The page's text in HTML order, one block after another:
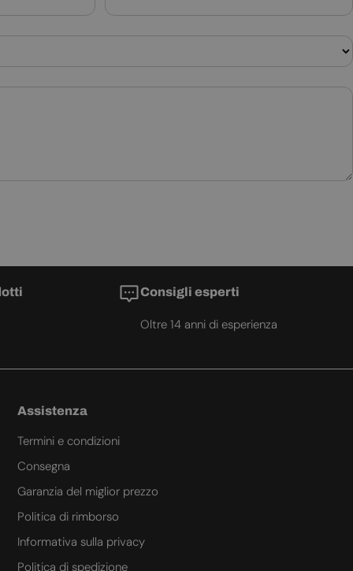
Consigli esperti
Oltre 14 anni di esperienza
Assistenza
Termini e condizioni
Consegna
Garanzia del miglior prezzo
Politica di rimborso
Informativa sulla privacy
Politica di spedizione